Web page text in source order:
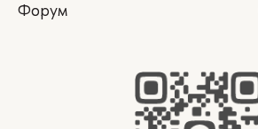
Форум